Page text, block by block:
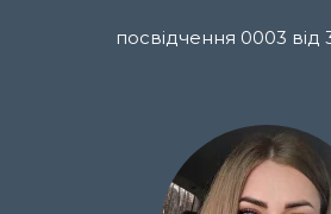
посвідчення 0003 від